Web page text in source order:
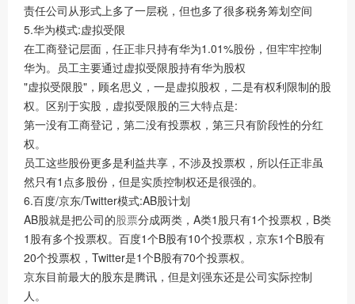
责任公司从形式上多了一层税，但也多了很多税务筹划空间
5.华为模式:虚拟受限
在工商登记层面，任正非只持有华为1.01%股份，但牢牢控制
华为。员工主要通过虚拟受限股持有华为股权
"虚拟受限股"，顾名思义，一是虚拟股权，二是有权利限制的股
权。区别于实股，虚拟受限股的三大特点是:
第一没有工商登记，第二没有投票权，第三只有阶段性的分红
权。
员工这些股份更多是利益共享，不涉及投票权，所以任正非虽
然只有1点多股份，但是实质控制权还是很强的。
6.百度/京东/Twitter模式:AB股计划
AB股就是把公司的股票分成两类，A类1股只有1个投票权，B类
1股有多个投票权。百度1个B股有10个投票权，京东1个B股有
20个投票权，Twitter是1个B股有70个投票权。
京东目前最大的股东是腾讯，但是刘强东还是公司实际控制
人。